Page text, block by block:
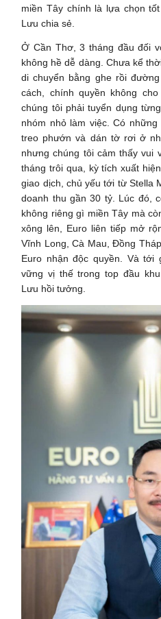
miền Tây chính là lựa chọn
Lưu chia sẻ.
Ở Cần Thơ, 3 tháng đầu đối
không hề dễ dàng. Chưa kể
di chuyển bằng ghe rồi
cách, chính quyền không
chúng tôi phải tuyển dụng
nhóm nhỏ làm việc. Có
treo phướn và dán tờ rơi ở
nhưng chúng tôi cảm thấy vui
tháng trôi qua, kỳ tích xuất
giao dịch, chủ yếu tới từ Stella
doanh thu gần 30 tỷ. Lúc đó,
không riêng gì miền Tây mà
xông lên, Euro liên tiếp mở
Vĩnh Long, Cà Mau, Đồng
Euro nhận độc quyền. Và tới
vững vị thế trong top đầu
Lưu hồi tưởng.